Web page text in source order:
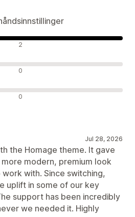
2
0
0
Jul 28, 2026
the Homage theme. It gave
modern, premium look
with. Since switching,
uplift in some of our key
support has been incredibly
we needed it. Highly